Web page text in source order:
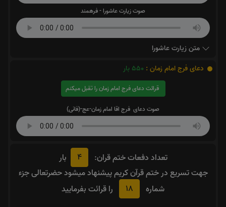
صوت زیارت عاشورا - فرهمند
متن زیارت عاشورا
دعای فرج امام زمان : 550 بار
قرائت دعای فرج امام زمان را تقبل میکنم
صوت دعای فرج اقا امام زمان-عج-(فانی)
تعداد دفعات ختم قران: 4
بار
جهت تسریع در ختم قرآن کریم پیشنهاد میشود حضرتعالی جزء
شماره
18 را قرائت بفرمایید